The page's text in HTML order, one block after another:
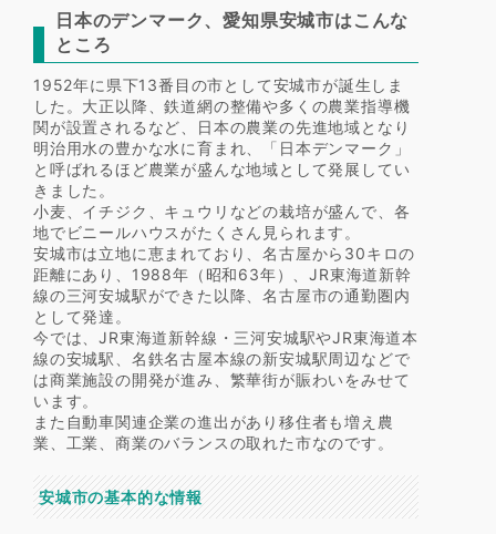
日本のデンマーク、愛知県安城市はこんな
ところ
1952年に県下13番目の市として安城市が誕生しま
した。大正以降、鉄道網の整備や多くの農業指導機
関が設置されるなど、日本の農業の先進地域となり
明治用水の豊かな水に育まれ、「日本デンマーク」
と呼ばれるほど農業が盛んな地域として発展してい
きました。
小麦、イチジク、キュウリなどの栽培が盛んで、各
地でビニールハウスがたくさん見られます。
安城市は立地に恵まれており、名古屋から30キロの
距離にあり、1988年（昭和63年）、JR東海道新幹
線の三河安城駅ができた以降、名古屋市の通勤圏内
として発達。
今では、JR東海道新幹線・三河安城駅やJR東海道本
線の安城駅、名鉄名古屋本線の新安城駅周辺などで
は商業施設の開発が進み、繁華街が賑わいをみせて
います。
また自動車関連企業の進出があり移住者も増え農
業、工業、商業のバランスの取れた市なのです。
安城市の基本的な情報